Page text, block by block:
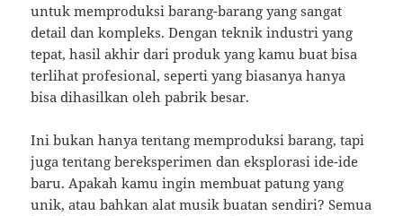
untuk memproduksi barang-barang yang sangat
detail dan kompleks. Dengan teknik industri yang
tepat, hasil akhir dari produk yang kamu buat bisa
terlihat profesional, seperti yang biasanya hanya
bisa dihasilkan oleh pabrik besar.
Ini bukan hanya tentang memproduksi barang, tapi
juga tentang bereksperimen dan eksplorasi ide-ide
baru. Apakah kamu ingin membuat patung yang
unik, atau bahkan alat musik buatan sendiri? Semua